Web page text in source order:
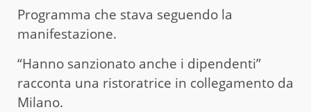
Programma che stava seguendo la
manifestazione.
“Hanno sanzionato anche i dipendenti”
racconta una ristoratrice in collegamento da
Milano.